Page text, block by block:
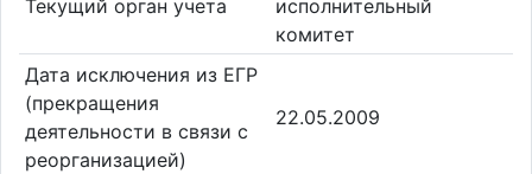
Текущий орган учета
исполнительный
комитет
Дата исключения из ЕГР
(прекращения
деятельности в связи с
реорганизацией)
22.05.2009